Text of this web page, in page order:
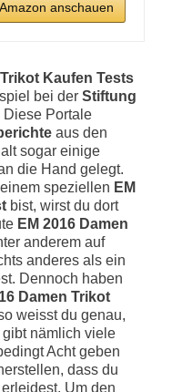
anschauen
Kaufen Tests
bei der Stiftung
Diese Portale
aus den
sogar einige
die Hand gelegt.
speziellen EM
bist, wirst du dort
EM 2016 Damen
anderem auf
anderes als ein
Dennoch haben
Damen Trikot
weisst du genau,
nämlich viele
Acht geben
dass du
Um den